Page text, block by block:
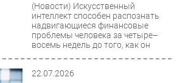
(Новости) Искусственный
интеллект способен распознать
надвигающиеся финансовые
проблемы человека за четыре–
восемь недель до того, как он
22.07.2026